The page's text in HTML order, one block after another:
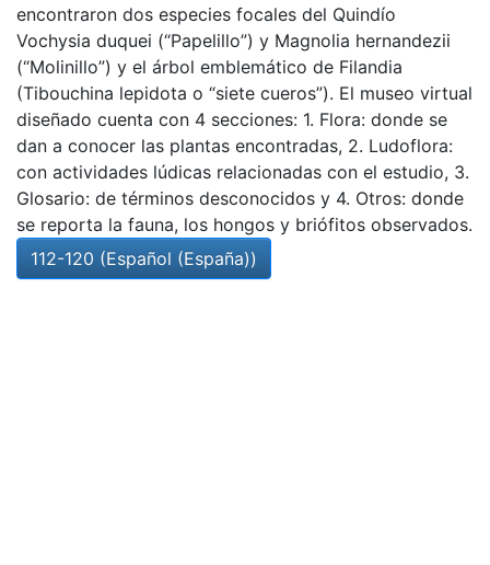
encontraron dos especies focales del Quindío
Vochysia duquei (“Papelillo”) y Magnolia hernandezii
(“Molinillo”) y el árbol emblemático de Filandia
(Tibouchina lepidota o “siete cueros”). El museo virtual
diseñado cuenta con 4 secciones: 1. Flora: donde se
dan a conocer las plantas encontradas, 2. Ludoflora:
con actividades lúdicas relacionadas con el estudio, 3.
Glosario: de términos desconocidos y 4. Otros: donde
se reporta la fauna, los hongos y briófitos observados.
112-120 (Español (España))